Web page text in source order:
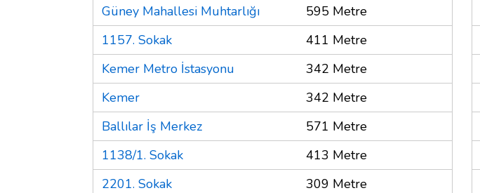
Güney Mahallesi Muhtarlığı
595 Metre
1157. Sokak
411 Metre
Kemer Metro İstasyonu
342 Metre
Kemer
342 Metre
Ballılar İş Merkez
571 Metre
1138/1. Sokak
413 Metre
2201. Sokak
309 Metre